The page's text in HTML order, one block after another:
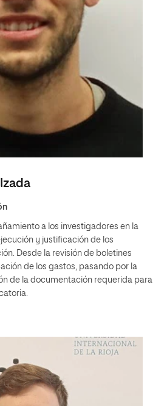
a los investigadores en la
y justificación de los
Desde la revisión de boletines
de los gastos, pasando por la
de la documentación requerida para